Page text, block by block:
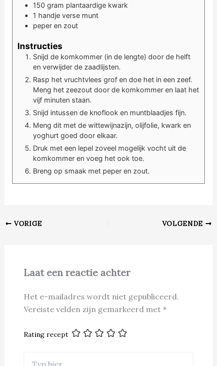
150 gram plantaardige kwark
1 handje verse munt
peper en zout
Instructies
Snijd de komkommer (in de lengte) door de helft
en verwijder de zaadlijsten.
Rasp het vruchtvlees grof en doe het in een zeef.
Meng het zeezout door de komkommer en laat het
vijf minuten staan.
Snijd intussen de knoflook en muntblaadjes fijn.
Meng dit met de wittewijnazijn, olijfolie, kwark en
yoghurt goed door elkaar.
Druk met een lepel zoveel mogelijk vocht uit de
komkommer en voeg het ook toe.
Breng op smaak met peper en zout.
VORIGE VOLGENDE
Laat een reactie achter
Het e-mailadres wordt niet gepubliceerd.
Vereiste velden zijn gemarkeerd met *
Rating recept